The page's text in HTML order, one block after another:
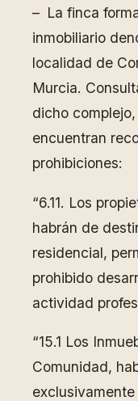
– La finca
inmobiliario
localidad de
Murcia.
dicho
encuentran
prohibiciones:
“6.11. Los
habrán de
residencial,
prohibido
actividad
“15.1 Los
Comunidad,